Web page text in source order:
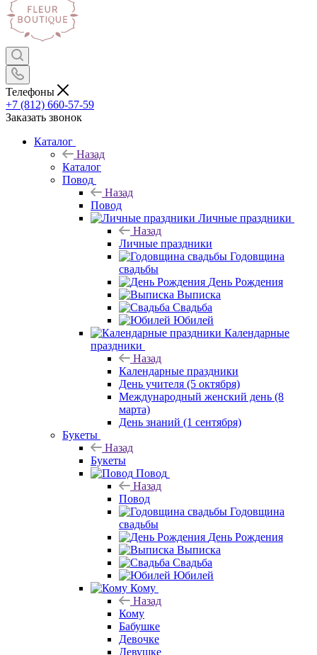
Телефоны
+7 (812) 660-57-59
Заказать звонок
Каталог
Назад
Каталог
Повод
Назад
Повод
Личные праздники
Назад
Личные праздники
Годовщина
свадьбы
День Рождения
Выписка
Свадьба
Юбилей
Календарные
праздники
Назад
Календарные праздники
День учителя (5 октября)
Международный женский день (8
марта)
День знаний (1 сентября)
Букеты
Назад
Букеты
Повод
Назад
Повод
Годовщина
свадьбы
День Рождения
Выписка
Свадьба
Юбилей
Кому
Назад
Кому
Бабушке
Девочке
Девушке